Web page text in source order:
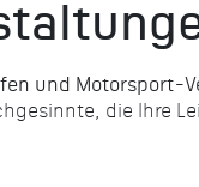
und Motorsport-
die Ihre